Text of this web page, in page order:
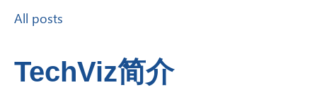
All posts
TechViz简介